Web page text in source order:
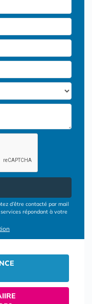
d’être contacté par mail
répondant à votre